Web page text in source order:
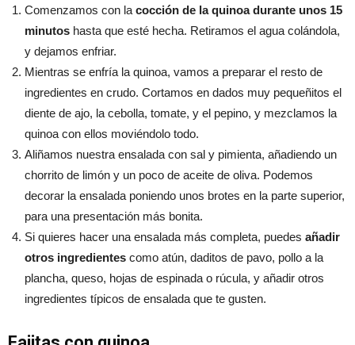
Comenzamos con la cocción de la quinoa durante unos 15
minutos hasta que esté hecha. Retiramos el agua colándola,
y dejamos enfriar.
Mientras se enfría la quinoa, vamos a preparar el resto de
ingredientes en crudo. Cortamos en dados muy pequeñitos el
diente de ajo, la cebolla, tomate, y el pepino, y mezclamos la
quinoa con ellos moviéndolo todo.
Aliñamos nuestra ensalada con sal y pimienta, añadiendo un
chorrito de limón y un poco de aceite de oliva. Podemos
decorar la ensalada poniendo unos brotes en la parte superior,
para una presentación más bonita.
Si quieres hacer una ensalada más completa, puedes añadir
otros ingredientes como atún, daditos de pavo, pollo a la
plancha, queso, hojas de espinada o rúcula, y añadir otros
ingredientes típicos de ensalada que te gusten.